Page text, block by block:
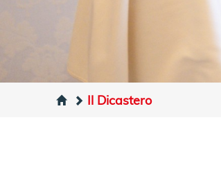
Il Dicastero